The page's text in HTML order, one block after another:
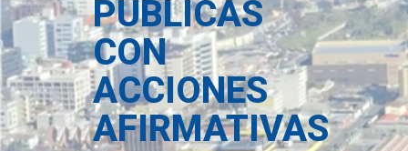
PÚBLICAS
CON
ACCIONES
AFIRMATIVAS